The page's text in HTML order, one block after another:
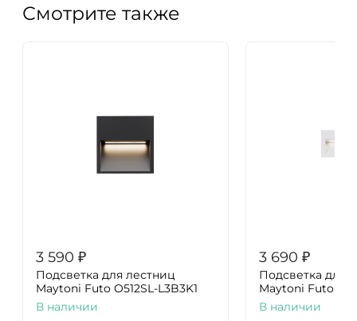
Смотрите также
3 590 ₽
Подсветка для лестниц
Maytoni Futo O512SL-L3B3K1
В наличии
3 690 ₽
Подсветка для
Maytoni Futo
В наличии